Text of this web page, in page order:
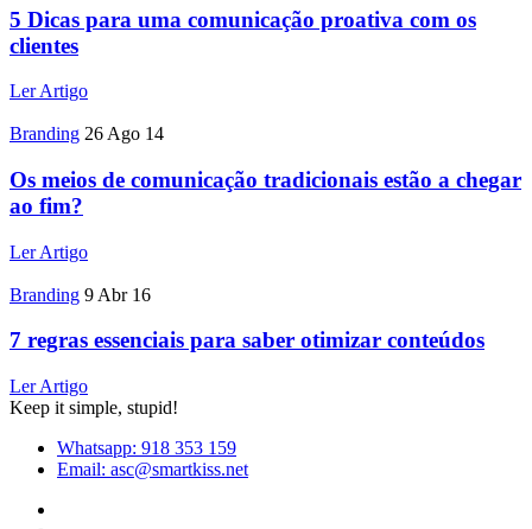
5 Dicas para uma comunicação proativa com os
clientes
Ler Artigo
Branding 26 Ago 14
Os meios de comunicação tradicionais estão a chegar
ao fim?
Ler Artigo
Branding 9 Abr 16
7 regras essenciais para saber otimizar conteúdos
Ler Artigo
Keep it simple, stupid!
Whatsapp: 918 353 159
Email: asc@smartkiss.net